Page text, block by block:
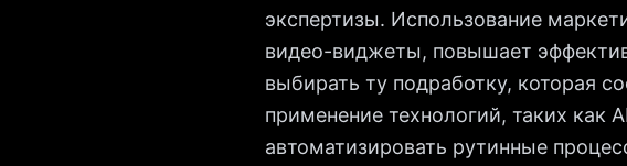
экспертизы. Использование
видео-виджеты, повышает
выбирать ту подработку, которая
применение технологий, таких как
автоматизировать рутинные